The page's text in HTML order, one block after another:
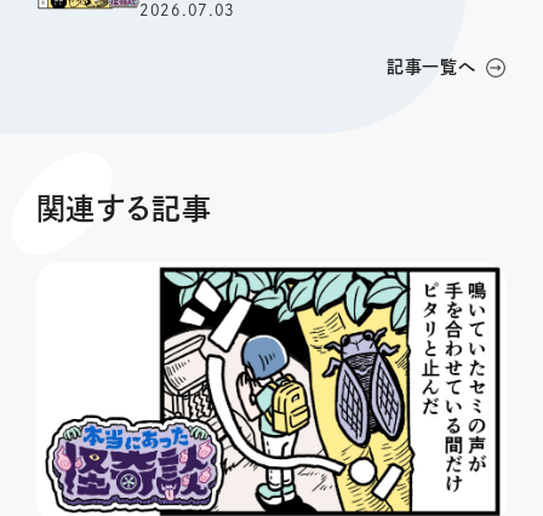
2026.07.03
記事一覧へ
関連する記事